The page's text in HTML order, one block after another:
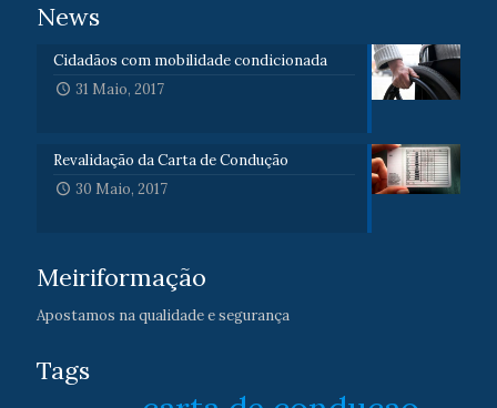
News
Cidadãos com mobilidade condicionada
31 Maio, 2017
Revalidação da Carta de Condução
30 Maio, 2017
Meiriformação
Apostamos na qualidade e segurança
Tags